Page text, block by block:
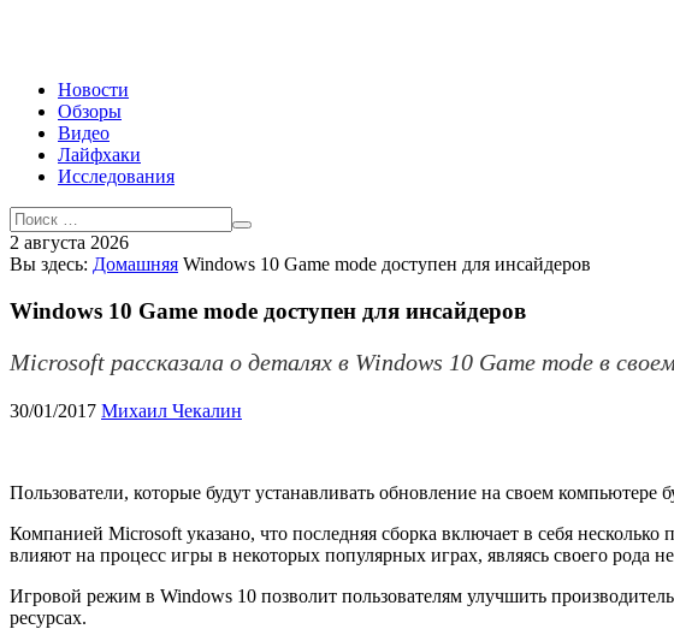
Новости
Обзоры
Видео
Лайфхаки
Исследования
2 августа 2026
Вы здесь: Домашняя Windows 10 Game mode доступен для инсайдеров
Windows 10 Game mode доступен для инсайдеров
Microsoft рассказала о деталях в Windows 10 Game mode в
30/01/2017 Михаил Чекалин
Пользователи, которые будут устанавливать обновление на своем
Компанией Microsoft указано, что последняя сборка включает в себя
влияют на процесс игры в некоторых популярных играх, являясь своего рода
Игровой режим в Windows 10 позволит пользователям улучшить
ресурсах.